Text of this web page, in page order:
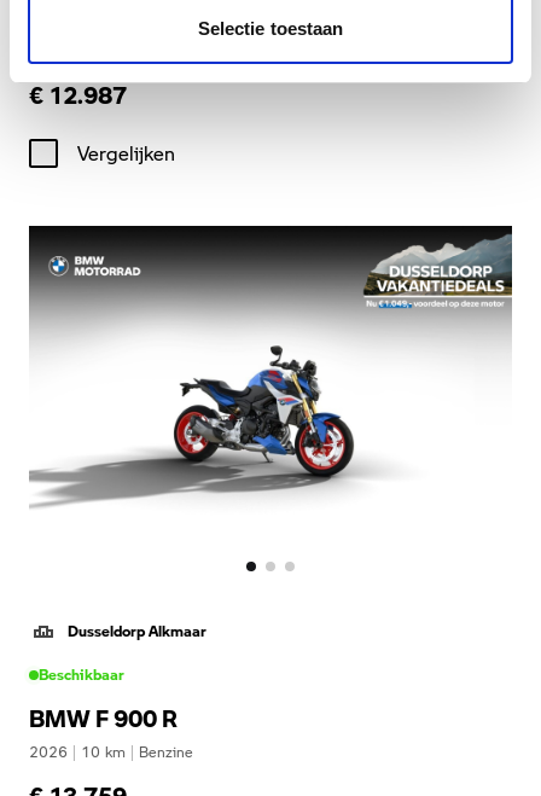
Selectie toestaan
€ 12.987
Vergelijken
Dusseldorp Alkmaar
Beschikbaar
BMW F 900 R
2026 | 10 km | Benzine